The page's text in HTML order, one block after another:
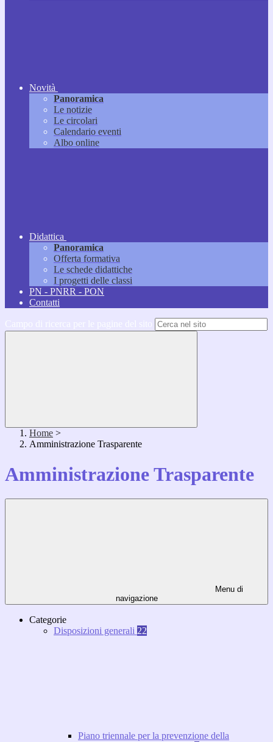
Novità
Panoramica
Le notizie
Le circolari
Calendario eventi
Albo online
Didattica
Panoramica
Offerta formativa
Le schede didattiche
I progetti delle classi
PN - PNRR - PON
Contatti
Home >
Amministrazione Trasparente
Amministrazione Trasparente
Menu di
navigazione
Categorie
Disposizioni generali 22
Piano triennale per la prevenzione della